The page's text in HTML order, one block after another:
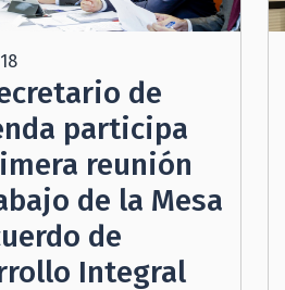
de
participa
reunión
de la Mesa
de
Integral